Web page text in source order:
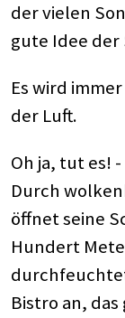
der vielen
gute Idee der
Es wird
der Luft.
Oh ja, tut es!
Durch
öffnet seine
Hundert
Bistro an,